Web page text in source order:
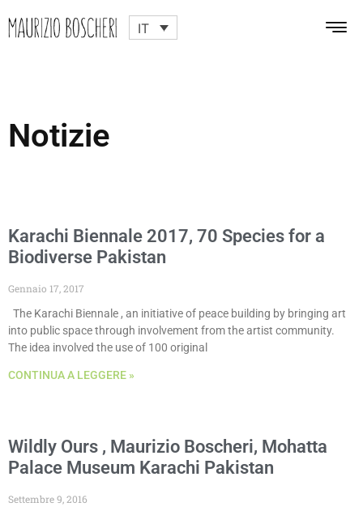
IT
Notizie
Karachi Biennale 2017, 70 Species for a
Biodiverse Pakistan
Gennaio 17, 2017
The Karachi Biennale , an initiative of peace building by bringing art
into public space through involvement from the artist community.
The idea involved the use of 100 original
CONTINUA A LEGGERE »
Wildly Ours , Maurizio Boscheri, Mohatta
Palace Museum Karachi Pakistan
Settembre 9, 2016